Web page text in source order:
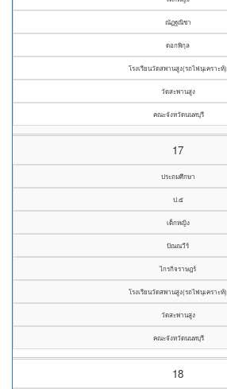
ณัฏฐณิชา
ดอกพิกุล
โรงเรียนวัดสพานสูง(รถไฟนุเคราะห์)
วัดสะพานสูง
คณะจังหวัดนนทบุรี
17
ประถมศึกษา
ป.๕
เด็กหญิง
ปัณณวีร์
ไกรกิจราษฎร์
โรงเรียนวัดสพานสูง(รถไฟนุเคราะห์)
วัดสะพานสูง
คณะจังหวัดนนทบุรี
18